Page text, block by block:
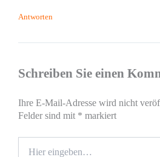
Antworten
Schreiben Sie einen
Ihre E-Mail-Adresse wird nicht
Felder sind mit * markiert
eingeben…